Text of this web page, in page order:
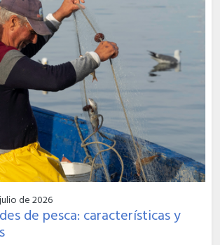
de 2026
de pesca: características y